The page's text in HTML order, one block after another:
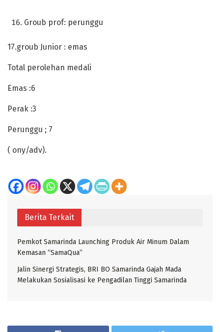
Groub prof: perunggu
17.groub Junior : emas
Total perolehan medali
Emas :6
Perak :3
Perunggu ; 7
( ony/adv).
Berita Terkait
Pemkot Samarinda Launching Produk Air Minum Dalam
Kemasan “SamaQua”
Jalin Sinergi Strategis, BRI BO Samarinda Gajah Mada
Melakukan Sosialisasi ke Pengadilan Tinggi Samarinda